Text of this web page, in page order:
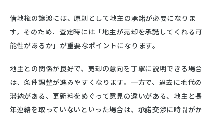
借地権の譲渡には、原則として地主の承諾が必要になりま
す。そのため、査定時には「地主が売却を承諾してくれる可
能性があるか」が重要なポイントになります。
地主との関係が良好で、売却の意向を丁寧に説明できる場合
は、条件調整が進みやすくなります。一方で、過去に地代の
滞納がある、更新料をめぐって意見の違いがある、地主と長
年連絡を取っていないといった場合は、承諾交渉に時間がか